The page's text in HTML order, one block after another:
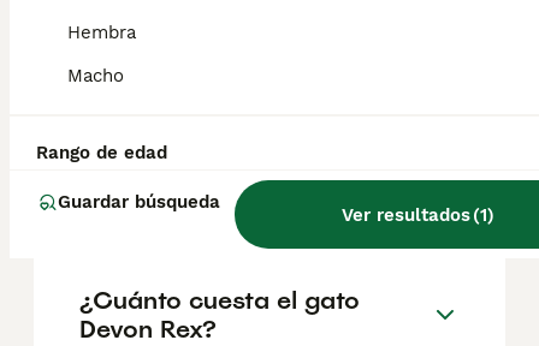
Hembra
Macho
Rango de edad
Guardar búsqueda
Ver resultados(1)
Informarse bien y comparar opciones antes
de comprometerse siempre es la mejor
¿Cuánto cuesta un gatito
Devon Rex?
¿Cuánto cuesta el gato
Devon Rex?